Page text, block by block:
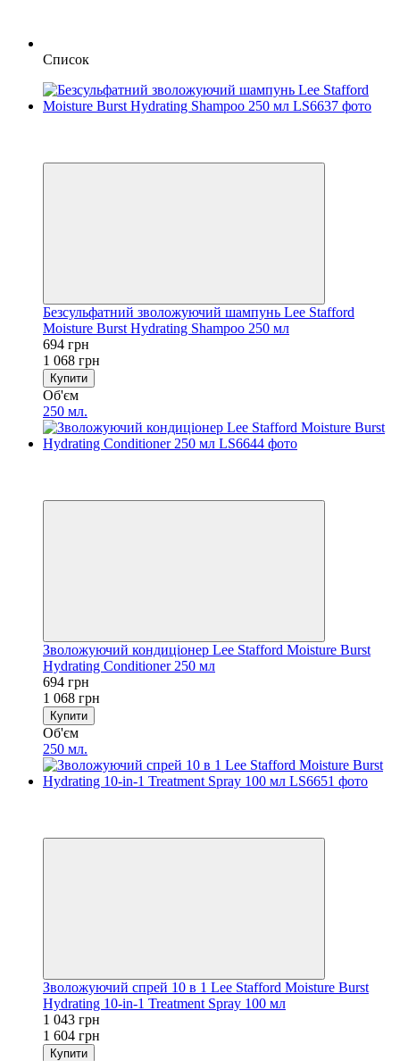
Список
Безсульфатний зволожуючий шампунь Lee Stafford
Moisture Burst Hydrating Shampoo 250 мл
694 грн
1 068 грн
Купити
Об'єм
250 мл.
Зволожуючий кондиціонер Lee Stafford Moisture Burst
Hydrating Conditioner 250 мл
694 грн
1 068 грн
Купити
Об'єм
250 мл.
Зволожуючий спрей 10 в 1 Lee Stafford Moisture Burst
Hydrating 10-in-1 Treatment Spray 100 мл
1 043 грн
1 604 грн
Купити